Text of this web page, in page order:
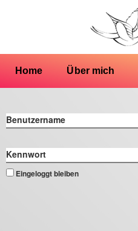
Home Über mich
Benutzername
Kennwort
Eingeloggt bleiben